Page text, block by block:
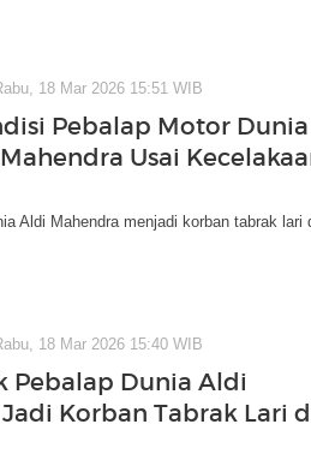
18 Mar 2026 15:51 WIB
Pebalap Motor Dunia
Usai
Aldi Mahendra menjadi korban tabrak lari
18 Mar 2026 15:40 WIB
Pebalap Dunia Aldi
Korban Tabrak Lari